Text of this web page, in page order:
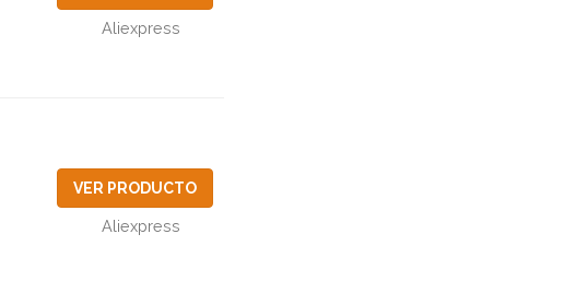
Aliexpress
VER PRODUCTO
Aliexpress